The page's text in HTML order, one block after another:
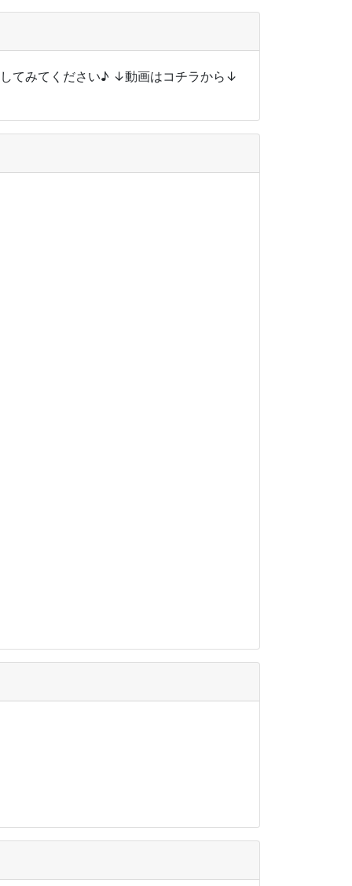
てみてください♪ ↓動画はコチラから↓